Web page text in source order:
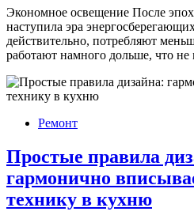
Экономное освещение После
наступила эра
действительно, потребляют
работают намного дольше, что
Ремонт
Простые правила
гармонично
технику в кухню